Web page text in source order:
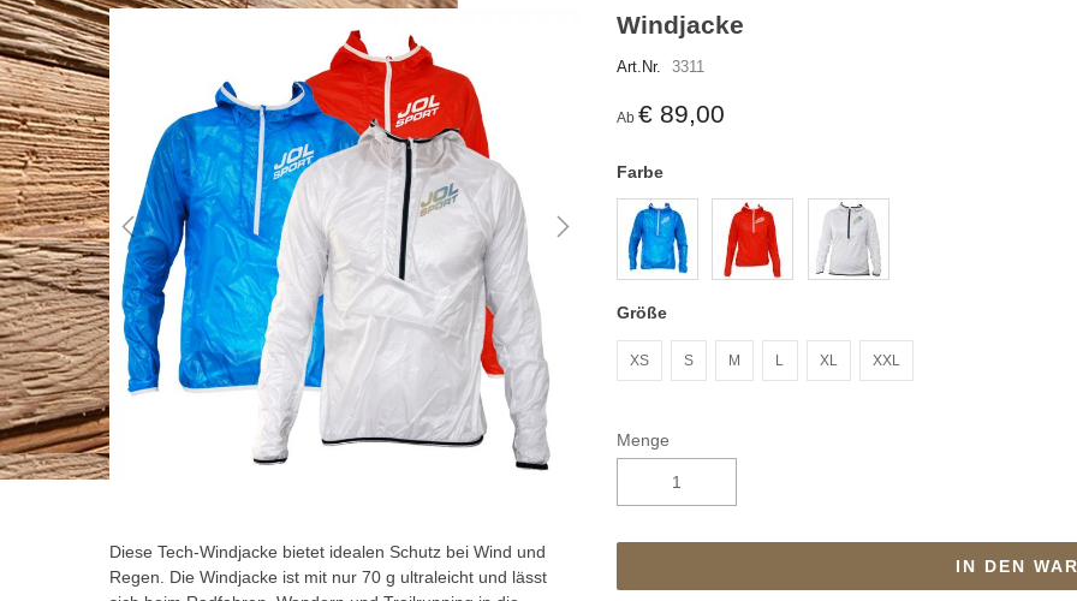
Windjacke
Art.Nr. 3311
Ab € 89,00
Farbe
Größe
XS S M L XL XXL
Menge
IN DEN
Zum
Ende
der
Bildgalerie
springen
springen
Diese Tech-Windjacke bietet idealen Schutz bei Wind und
Regen. Die Windjacke ist mit nur 70 g ultraleicht und lässt